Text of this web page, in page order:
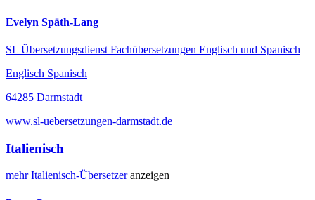
Evelyn Späth-Lang
SL Übersetzungsdienst Fachübersetzungen Englisch und Spanisch
Englisch Spanisch
64285 Darmstadt
www.sl-uebersetzungen-darmstadt.de
Italienisch
mehrItalienisch-Übersetzeranzeigen